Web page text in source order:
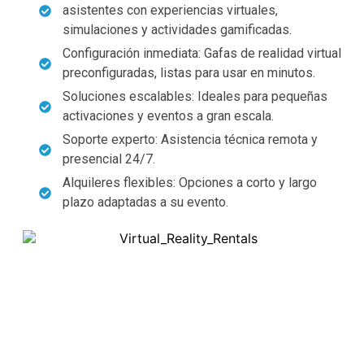
asistentes con experiencias virtuales,
simulaciones y actividades gamificadas.
Configuración inmediata: Gafas de realidad virtual
preconfiguradas, listas para usar en minutos.
Soluciones escalables: Ideales para pequeñas
activaciones y eventos a gran escala.
Soporte experto: Asistencia técnica remota y
presencial 24/7.
Alquileres flexibles: Opciones a corto y largo
plazo adaptadas a su evento.